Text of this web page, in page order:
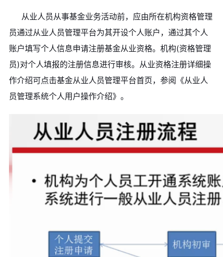
从业人员从事基金业务活动前，应由所在机构资格管理
员通过从业人员管理平台为其开设个人账户，通过其个人
账户填写个人信息申请注册基金从业资格。机构(资格管理
员)对个人填报的注册信息进行审核。从业资格注册详细操
作介绍可点击基金从业人员管理平台首页，参阅《从业人
员管理系统个人用户操作介绍》。